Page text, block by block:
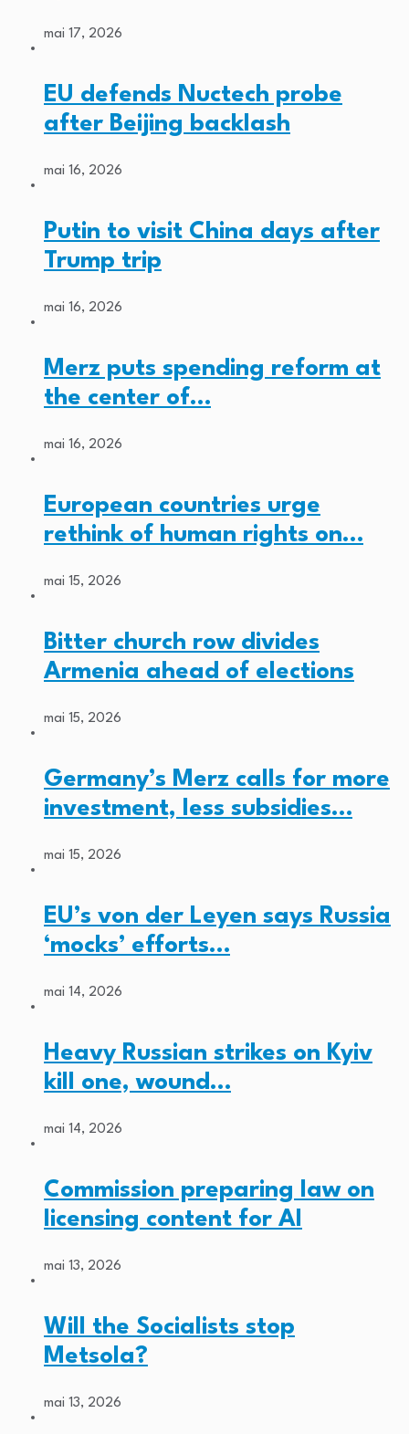
mai 17, 2026
EU defends Nuctech probe
after Beijing backlash
mai 16, 2026
Putin to visit China days after
Trump trip
mai 16, 2026
Merz puts spending reform at
the center of…
mai 16, 2026
European countries urge
rethink of human rights on…
mai 15, 2026
Bitter church row divides
Armenia ahead of elections
mai 15, 2026
Germany’s Merz calls for more
investment, less subsidies…
mai 15, 2026
EU’s von der Leyen says Russia
‘mocks’ efforts…
mai 14, 2026
Heavy Russian strikes on Kyiv
kill one, wound…
mai 14, 2026
Commission preparing law on
licensing content for AI
mai 13, 2026
Will the Socialists stop
Metsola?
mai 13, 2026